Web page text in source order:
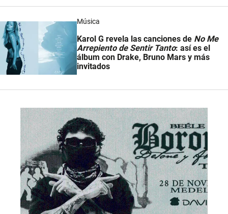
Música
Karol G revela las canciones de No Me
Arrepiento de Sentir Tanto: así es el
álbum con Drake, Bruno Mars y más
invitados